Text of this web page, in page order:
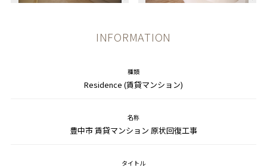
INFORMATION
種類
Residence (賃貸マンション)
名称
豊中市 賃貸マンション 原状回復工事
タイトル